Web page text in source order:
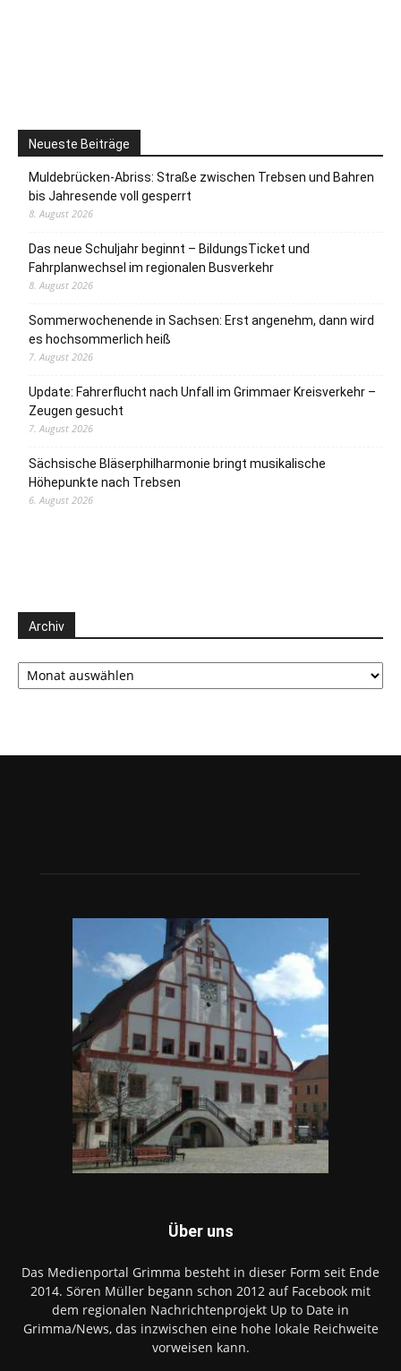
Neueste Beiträge
Muldebrücken-Abriss: Straße zwischen Trebsen und Bahren
bis Jahresende voll gesperrt
8. August 2026
Das neue Schuljahr beginnt – BildungsTicket und
Fahrplanwechsel im regionalen Busverkehr
8. August 2026
Sommerwochenende in Sachsen: Erst angenehm, dann wird
es hochsommerlich heiß
7. August 2026
Update: Fahrerflucht nach Unfall im Grimmaer Kreisverkehr –
Zeugen gesucht
7. August 2026
Sächsische Bläserphilharmonie bringt musikalische
Höhepunkte nach Trebsen
6. August 2026
Archiv
Archiv
Über uns
Das Medienportal Grimma besteht in dieser Form seit Ende
2014. Sören Müller begann schon 2012 auf Facebook mit
dem regionalen Nachrichtenprojekt Up to Date in
Grimma/News, das inzwischen eine hohe lokale Reichweite
vorweisen kann.